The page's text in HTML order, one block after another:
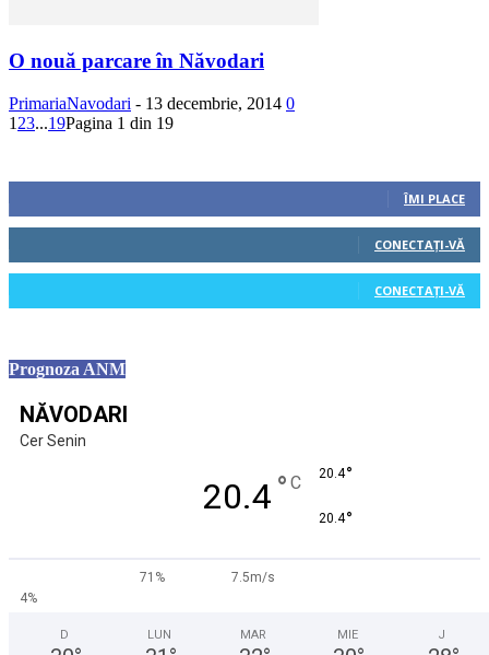
O nouă parcare în Năvodari
PrimariaNavodari - 13 decembrie, 2014 0
1 23...19Pagina 1 din 19
ÎMI PLACE
CONECTAȚI-VĂ
CONECTAȚI-VĂ
Prognoza ANM
NĂVODARI
Cer Senin
20.4 ° C 20.4°
20.4°
71%
7.5m/s
4%
D LUN MAR MIE J